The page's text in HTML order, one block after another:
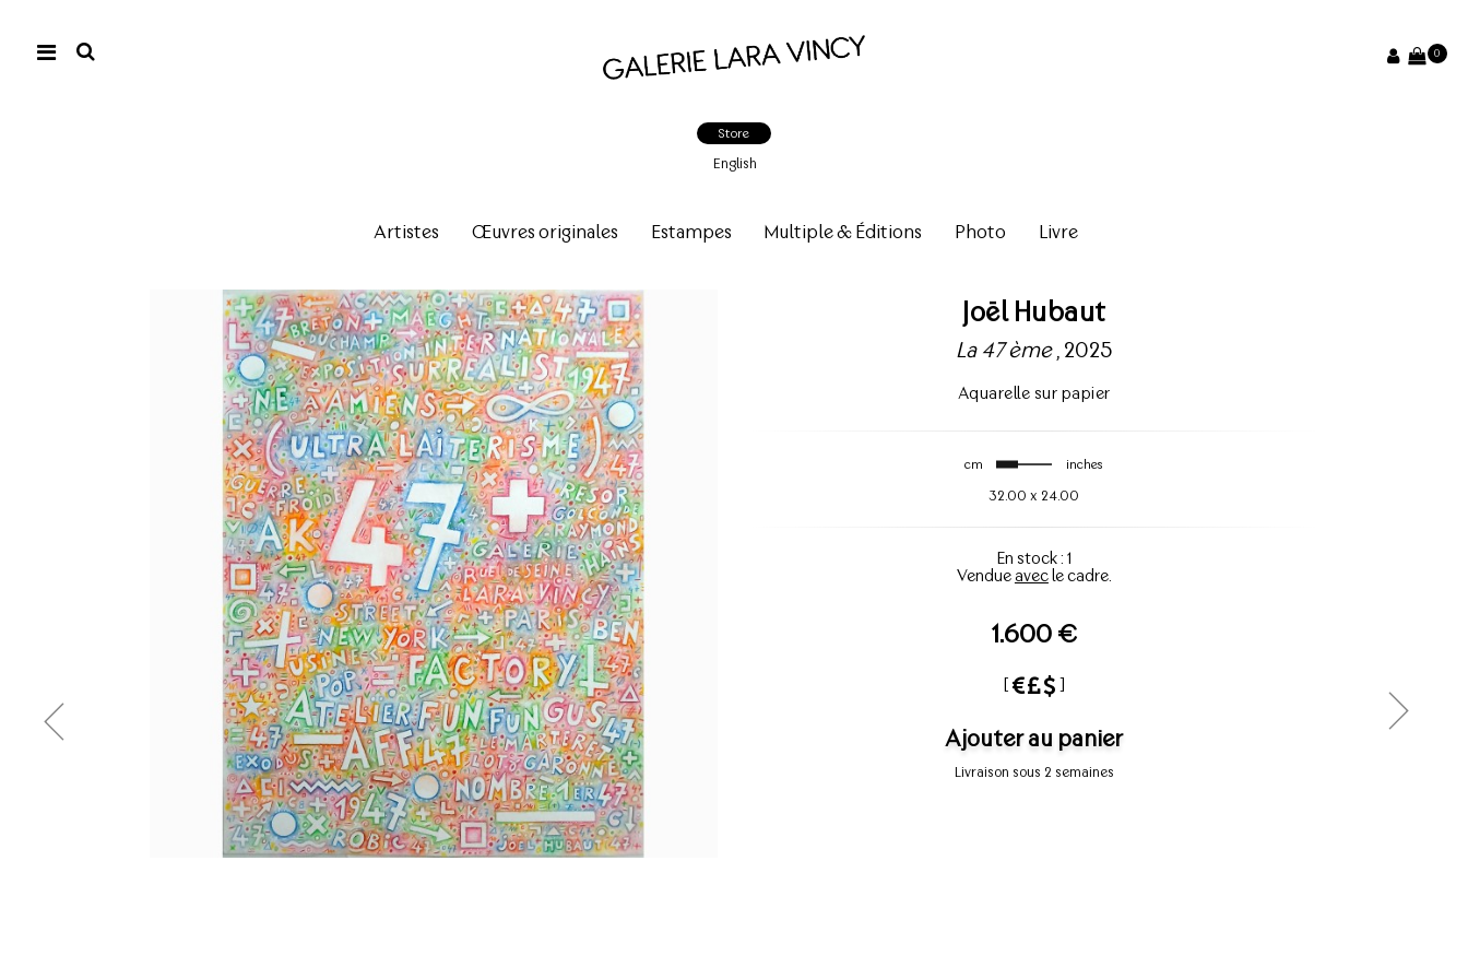
0
Store
English
Artistes Œuvres originales Estampes Multiple & Éditions Photo Livre
Joël Hubaut
La 47 ème, 2025
Aquarelle sur papier
cm inches
32.00 x 24.00
En stock : 1
Vendueavecle cadre.
1.600 €
[ ]
Ajouter au panier
Livraison sous 2 semaines